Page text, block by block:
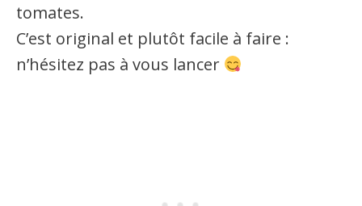
tomates.
C’est original et plutôt facile à faire :
n’hésitez pas à vous lancer